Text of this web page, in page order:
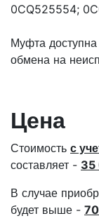
0CQ525554;
Муфта
обмена на
Цена
Стоимость с
составляет - 35
В случае
будет выше -